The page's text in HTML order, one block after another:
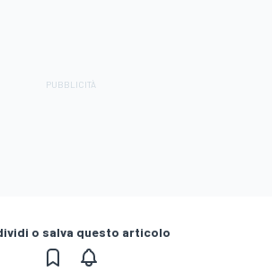
o salva questo articolo